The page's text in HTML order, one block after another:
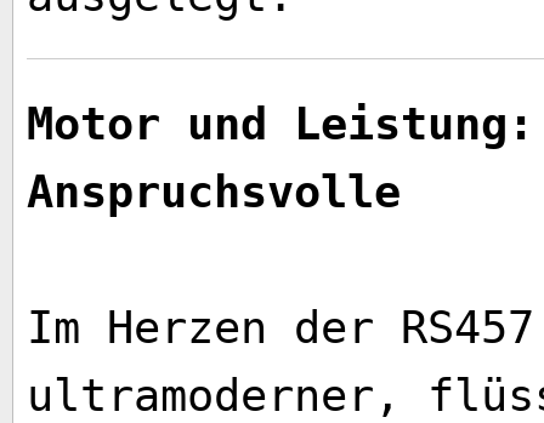
Motor und
Anspruchsvolle
Im Herzen der
ultramoderner,